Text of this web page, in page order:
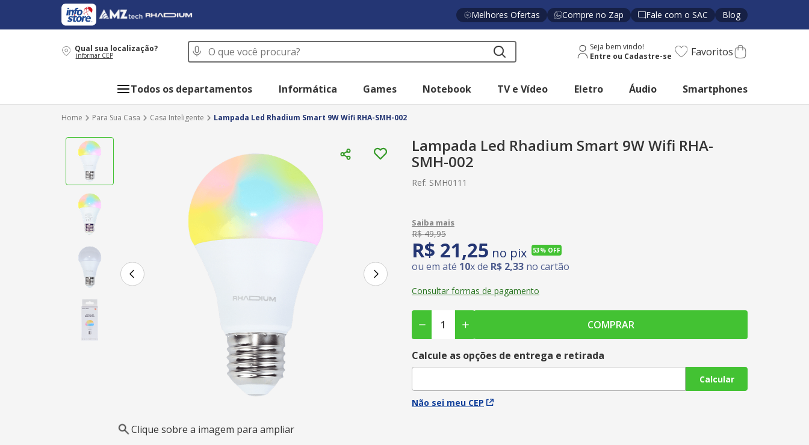
Melhores Ofertas Compre no Zap Fale com o SAC Blog
Qual sua localização?
informar CEP
O que você procura? Seja bem vindo! Favoritos
Todos os departamentos Informática Games Notebook TV e Vídeo Eletro Áudio Smartphones
Para Sua Casa Casa Inteligente Lampada Led Rhadium Smart 9W Wifi RHA-SMH-002
Clique sobre a imagem para ampliar
Lampada Led Rhadium Smart 9W Wifi RHA-
SMH-002
Ref: SMH0111
R$ 49,95
R$ 21,25 no pix 53% OFF
ou em até 10x de R$ 2,33 no cartão
Consultar formas de pagamento
COMPRAR
Calcule as opções de entrega e retirada
Calcular
Não sei meu CEP